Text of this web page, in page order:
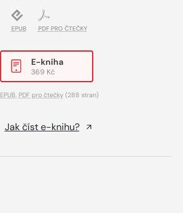
EPUB PDF PRO ČTEČKY
E-kniha
369 Kč
EPUB PDF pro čtečky(288 stran)
Jak číst e-knihu?